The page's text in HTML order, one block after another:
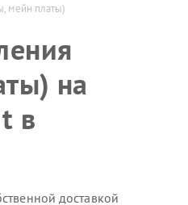
мейн платы)
на
в
доставкой